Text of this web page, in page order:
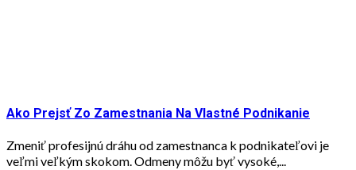
Ako Prejsť Zo Zamestnania Na Vlastné Podnikanie
Zmeniť profesijnú dráhu od zamestnanca k podnikateľovi je
veľmi veľkým skokom. Odmeny môžu byť vysoké,...